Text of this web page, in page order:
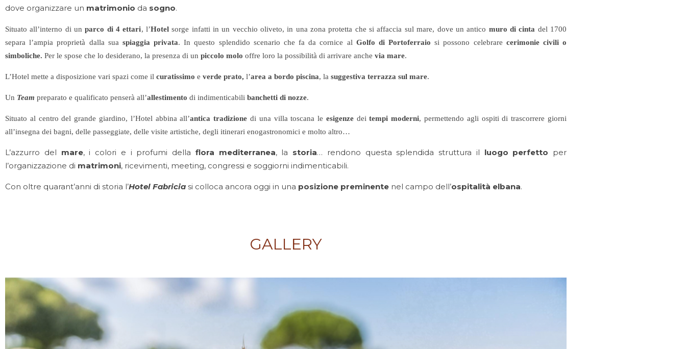
dove organizzare un matrimonio da sogno.
Situato all’interno di unparco di 4 ettari, l’Hotelsorge infatti in un vecchio oliveto, in una zona protetta che si affaccia sul mare, dove un antico muro di cinta del 1700
separa l’ampia proprietà dalla sua spiaggia privata. In questo splendido scenario che fa da cornice al Golfo di Portoferraio si possono celebrare cerimonie civili o
simboliche. Per le spose che lo desiderano, la presenza di un piccolo molo offre loro la possibilità di arrivare anche via mare.
L’Hotel mette a disposizione vari spazi come il curatissimo e verde prato, l’area a bordo piscina, la suggestiva terrazza sul mare.
Un Team preparato e qualificato penserà all’allestimento di indimenticabili banchetti di nozze.
Situato al centro del grande giardino, l’Hotel abbina all’antica tradizione di una villa toscana le esigenzedeitempi moderni, permettendo agli ospiti di trascorrere giorni
all’insegna dei bagni, delle passeggiate, delle visite artistiche, degli itinerari enogastronomici e molto altro…
L’azzurro del mare, i colori e i profumi della flora mediterranea, la storia… rendono questa splendida struttura il luogo perfetto per
l’organizzazione di matrimoni, ricevimenti, meeting, congressi e soggiorni indimenticabili.
Con oltre quarant’anni di storia l’Hotel Fabricia si colloca ancora oggi in una posizione preminente nel campo dell’ospitalità elbana.
GALLERY